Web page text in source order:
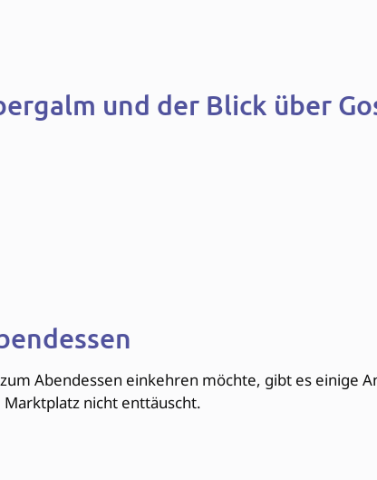
und der Blick über
Abendessen einkehren möchte, gibt es einige
nicht enttäuscht.